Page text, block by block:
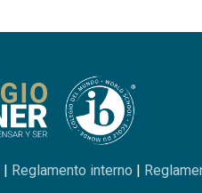
| Reglamento interno |